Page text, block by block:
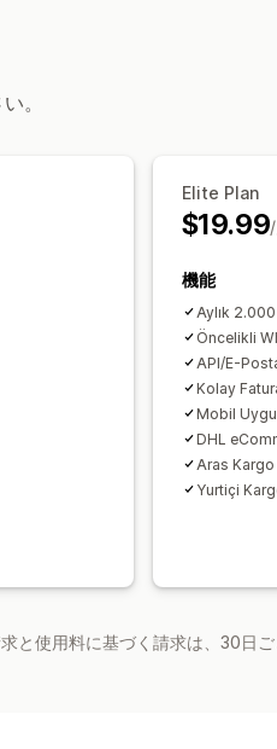
。
Elite Plan
$19.99
機能
Aylık
Öncelikli
API/E-
Kolay
Mobil
DHL
Aras
Yurtiçi
と使用料に基づく請求は、30日ご